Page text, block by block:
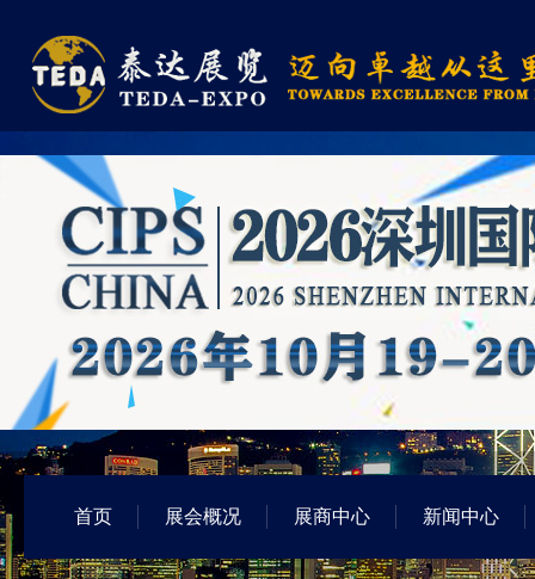
首页 展会概况 展商中心 新闻中心